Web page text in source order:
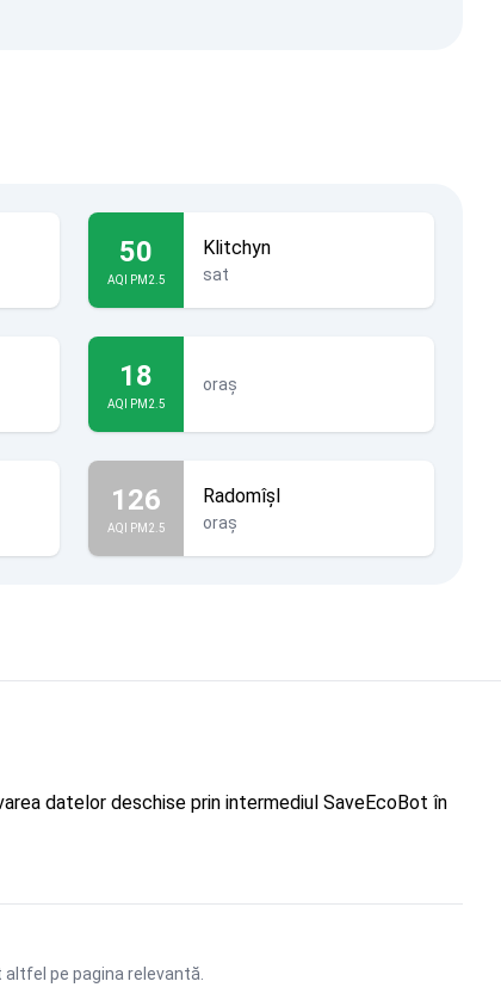
50
AQI PM2.5
Klitchyn
sat
18
AQI PM2.5
oraș
126
AQI PM2.5
Radomîșl
oraș
datelor deschise prin intermediul SaveEcoBot în
pe pagina relevantă.